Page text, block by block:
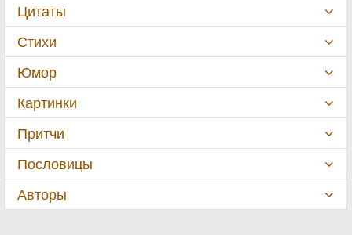
Цитаты
Стихи
Юмор
Картинки
Притчи
Пословицы
Авторы